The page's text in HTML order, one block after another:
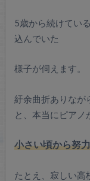
5歳から続けている
込んでいた
様子が伺えます。
紆余曲折ありなが
と、 本当にピアノ
小さい頃から努
たとえ、寂しい高